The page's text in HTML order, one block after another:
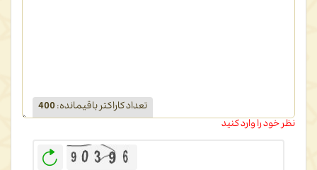
تعداد کاراکتر باقیمانده:
400
نظر خود را وارد کنید